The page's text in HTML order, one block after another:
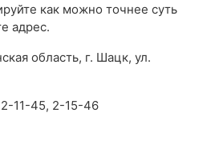
как можно точнее суть
адрес.
область, г. Шацк, ул.
11-45, 2-15-46